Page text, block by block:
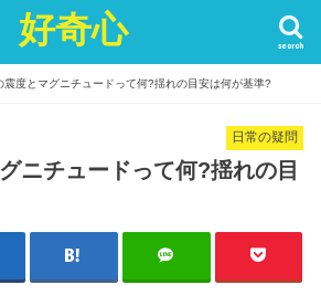
好奇心 search
震度とマグニチュードって何?揺れの目安は何が基準?
日常の疑問
ニチュードって何?揺れの目